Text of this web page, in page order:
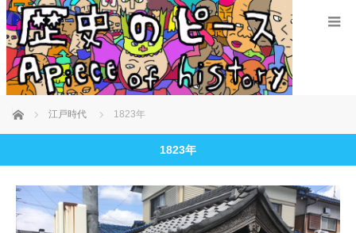
ホーム 江戸時代 1823年
1823年